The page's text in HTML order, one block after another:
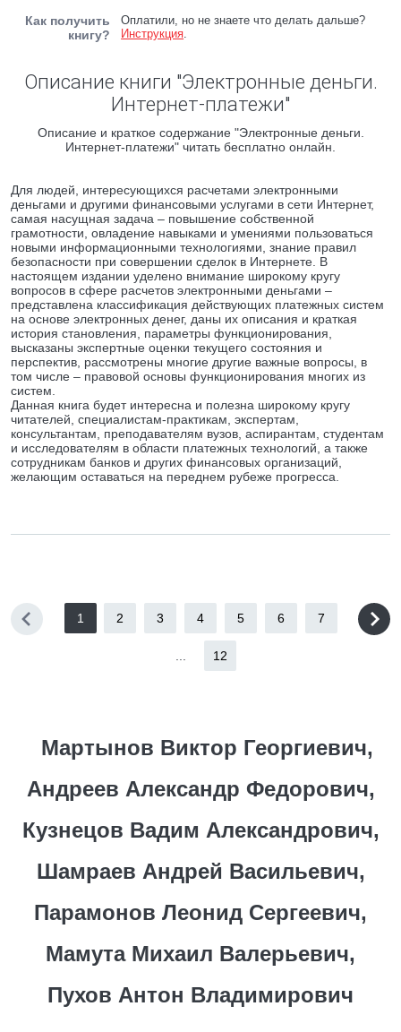
Как получить
книгу?
Оплатили, но не знаете что делать дальше?
Инструкция.
Описание книги "Электронные деньги.
Интернет-платежи"
Описание и краткое содержание "Электронные деньги.
Интернет-платежи" читать бесплатно онлайн.
Для людей, интересующихся расчетами электронными
деньгами и другими финансовыми услугами в сети Интернет,
самая насущная задача – повышение собственной
грамотности, овладение навыками и умениями пользоваться
новыми информационными технологиями, знание правил
безопасности при совершении сделок в Интернете. В
настоящем издании уделено внимание широкому кругу
вопросов в сфере расчетов электронными деньгами –
представлена классификация действующих платежных систем
на основе электронных денег, даны их описания и краткая
история становления, параметры функционирования,
высказаны экспертные оценки текущего состояния и
перспектив, рассмотрены многие другие важные вопросы, в
том числе – правовой основы функционирования многих из
систем.
Данная книга будет интересна и полезна широкому кругу
читателей, специалистам-практикам, экспертам,
консультантам, преподавателям вузов, аспирантам, студентам
и исследователям в области платежных технологий, а также
сотрудникам банков и других финансовых организаций,
желающим оставаться на переднем рубеже прогресса.
1 2 3 4 5 6 7
12
Мартынов Виктор Георгиевич,
Андреев Александр Федорович,
Кузнецов Вадим Александрович,
Шамраев Андрей Васильевич,
Парамонов Леонид Сергеевич,
Мамута Михаил Валерьевич,
Пухов Антон Владимирович